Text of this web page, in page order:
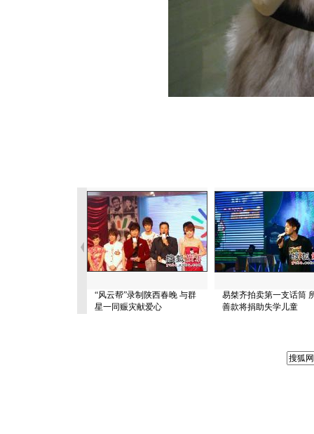
“风云帮”录制陕西春晚 与群
星一同赈灾献爱心
易桀齐拍卖第一支话筒
善款将捐助失学儿童